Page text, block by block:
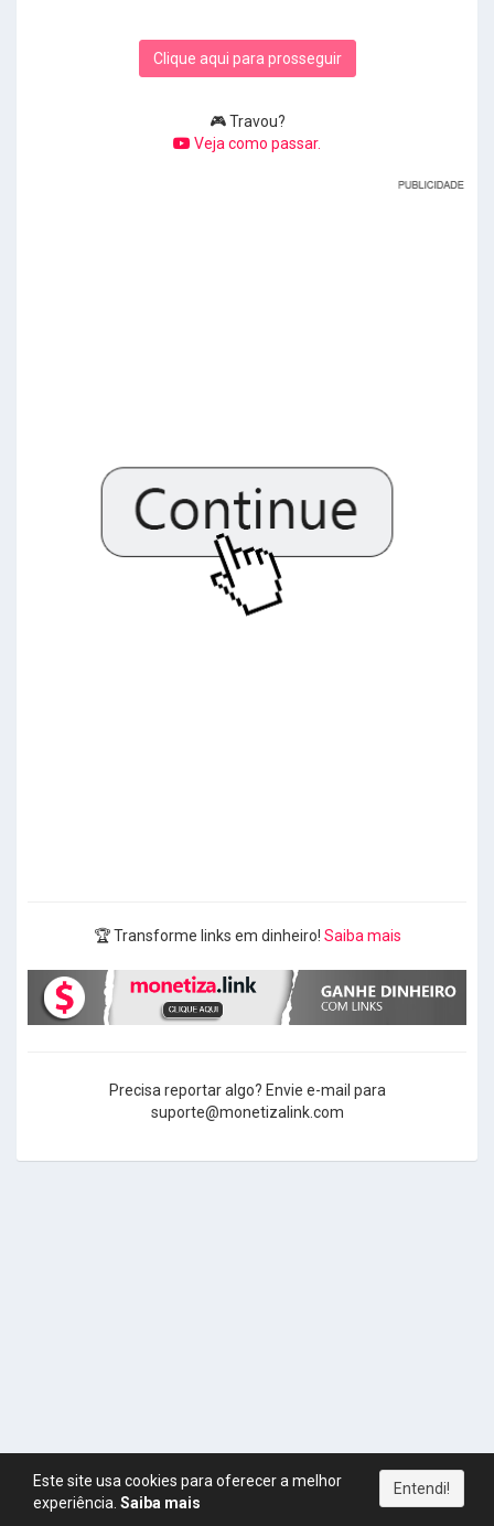
Clique aqui para prosseguir
🎮 Travou?
Veja como passar.
🏆 Transforme links em dinheiro! Saiba mais
Precisa reportar algo? Envie e-mail para
suporte@monetizalink.com
Este site usa cookies para oferecer a melhor
experiência. Saiba mais
Entendi!